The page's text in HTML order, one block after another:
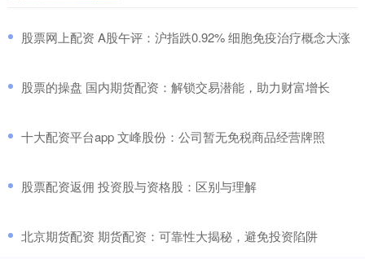
​股票网上配资 A股午评：沪指跌0.92% 细胞免疫治疗概念大涨
​股票的操盘 国内期货配资：解锁交易潜能，助力财富增长
​十大配资平台app 文峰股份：公司暂无免税商品经营牌照
​股票配资返佣 投资股与资格股：区别与理解
​北京期货配资 期货配资：可靠性大揭秘，避免投资陷阱